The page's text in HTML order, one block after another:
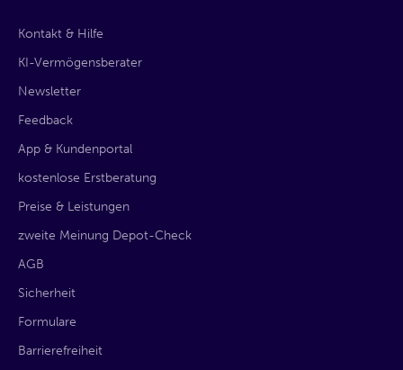
Kontakt & Hilfe
KI-Vermögensberater
Newsletter
Feedback
App & Kundenportal
kostenlose Erstberatung
Preise & Leistungen
zweite Meinung Depot-Check
AGB
Sicherheit
Formulare
Barrierefreiheit